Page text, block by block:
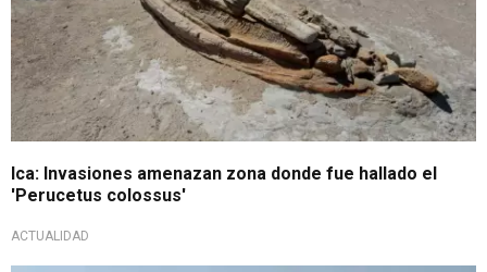
Ica: Invasiones amenazan zona donde fue hallado el
'Perucetus colossus'
ACTUALIDAD